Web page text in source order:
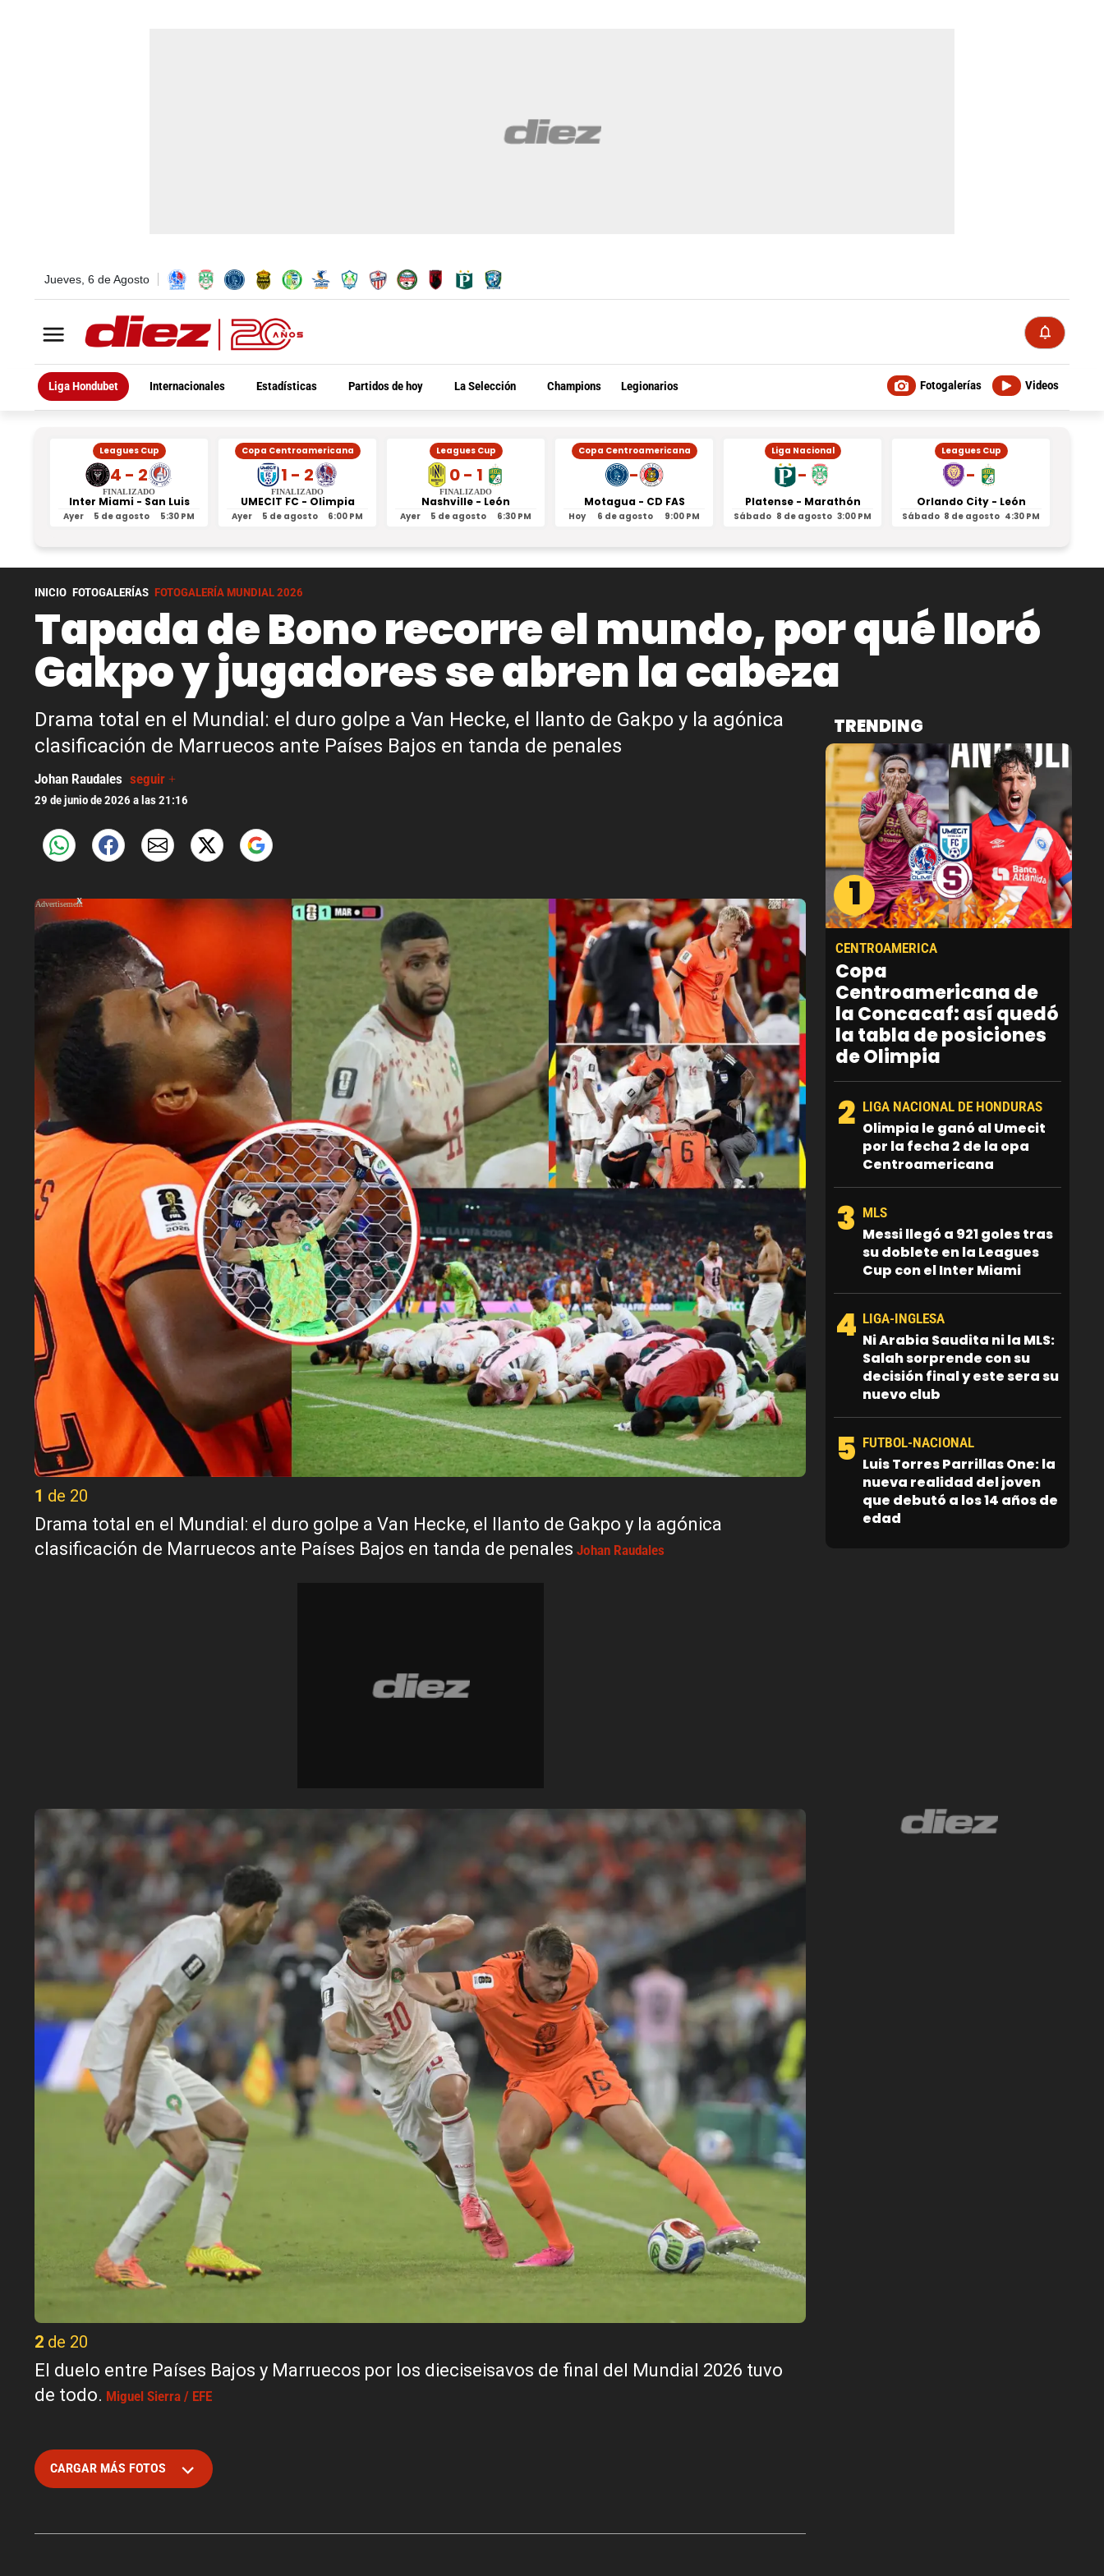
Jueves, 6 de Agosto
Liga Hondubet Internacionales Estadísticas Partidos de hoy La Selección Champions Legionarios Videos
Fotogalerías
Leagues Cup
4 - 2
FINALIZADO
Inter Miami - San Luis
Ayer 5 de agosto 5:30 PM
Copa Centroamericana
1 - 2
FINALIZADO
UMECIT FC - Olimpia
Ayer 5 de agosto 6:00 PM
Leagues Cup
0 - 1
FINALIZADO
Nashville - León
Ayer 5 de agosto 6:30 PM
Copa Centroamericana
-
Motagua - CD FAS
Hoy 6 de agosto 9:00 PM
Liga Nacional
-
Platense - Marathón
Sábado 8 de agosto 3:00 PM
Leagues Cup
-
Orlando City - León
Sábado 8 de agosto 4:30 PM
INICIO FOTOGALERÍAS FOTOGALERÍA MUNDIAL 2026
Tapada de Bono recorre el mundo, por qué lloró
Gakpo y jugadores se abren la cabeza
Drama total en el Mundial: el duro golpe a Van Hecke, el llanto de Gakpo y la agónica
clasificación de Marruecos ante Países Bajos en tanda de penales
Johan Raudales seguir +
29 de junio de 2026 a las 21:16
1 de 20
Drama total en el Mundial: el duro golpe a Van Hecke, el llanto de Gakpo y la agónica
clasificación de Marruecos ante Países Bajos en tanda de penales Johan Raudales
2 de 20
El duelo entre Países Bajos y Marruecos por los dieciseisavos de final del Mundial 2026 tuvo
de todo. Miguel Sierra / EFE
X
CARGAR MÁS FOTOS
TRENDING
1
CENTROAMERICA
Copa
Centroamericana de
la Concacaf: así quedó
la tabla de posiciones
de Olimpia
2 LIGA NACIONAL DE HONDURAS
Olimpia le ganó al Umecit
por la fecha 2 de la opa
Centroamericana
3 MLS
Messi llegó a 921 goles tras
su doblete en la Leagues
Cup con el Inter Miami
4 LIGA-INGLESA
Ni Arabia Saudita ni la MLS:
Salah sorprende con su
decisión final y este sera su
nuevo club
5 FUTBOL-NACIONAL
Luis Torres Parrillas One: la
nueva realidad del joven
que debutó a los 14 años de
edad